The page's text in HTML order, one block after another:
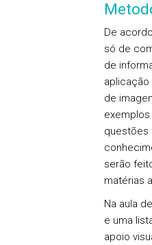
De
só de
de
aplicação
de
questões
serão
matérias
Na aula
e uma
apoio